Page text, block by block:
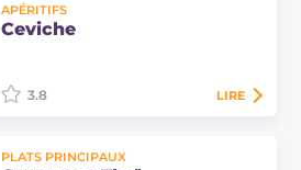
sont de savoureux morceaux de
viande assaisonnés d'une marinade
APÉRITIFS
Ceviche
péruvienne à base de poisson cru
3.8 LIRE
PLATS PRINCIPAUX